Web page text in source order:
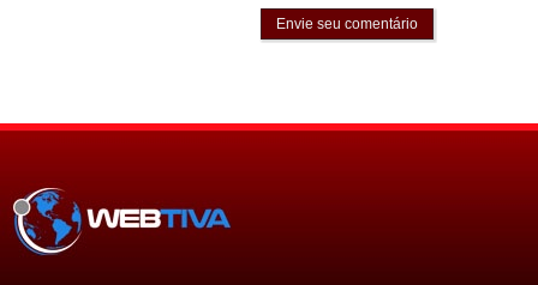
Envie seu comentário